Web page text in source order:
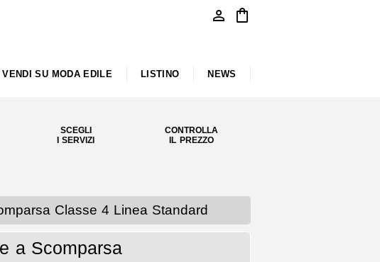
person shopping_bag
VENDI SU MODA EDILE LISTINO NEWS
SCEGLI
I SERVIZI
CONTROLLA
IL PREZZO
Classe 4 Linea Standard
a Scomparsa